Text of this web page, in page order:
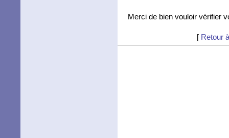
Merci de bien vouloir vérifier
[ Retour